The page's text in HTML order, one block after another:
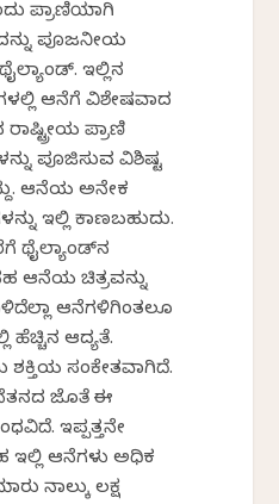
ಪ್ರಾಣಿಯಾಗಿ
ಪೂಜನೀಯ
ಇಲ್ಲಿನ
ಆನೆಗೆ ವಿಶೇಷವಾದ
ಪ್ರಾಣಿ
ಪೂಜಿಸುವ ವಿಶಿಷ್ಟ
ಆನೆಯ ಅನೇಕ
ಇಲ್ಲಿ ಕಾಣಬಹುದು.
ಥೈಲ್ಯಾಂಡ್‌ನ
ಆನೆಯ ಚಿತ್ರವನ್ನು
ಆನೆಗಳಿಗಿಂತಲೂ
ಹೆಚ್ಚಿನ ಆದ್ಯತೆ.
ಸಂಕೇತವಾಗಿದೆ.
ಜೊತೆ ಈ
ಇಪ್ಪತ್ತನೇ
ಆನೆಗಳು ಅಧಿಕ
ನಾಲ್ಕು ಲಕ್ಷ